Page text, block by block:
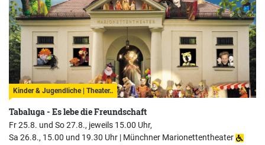
Kinder & Jugendliche | Theater..
Tabaluga - Es lebe die Freundschaft
Fr 25.8. und So 27.8., jeweils 15.00 Uhr,
Sa 26.8., 15.00 und 19.30 Uhr | Münchner Marionettentheater